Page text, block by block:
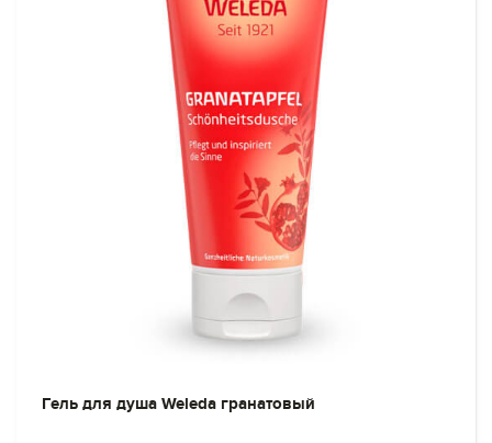
Гель для душа Weleda гранатовый